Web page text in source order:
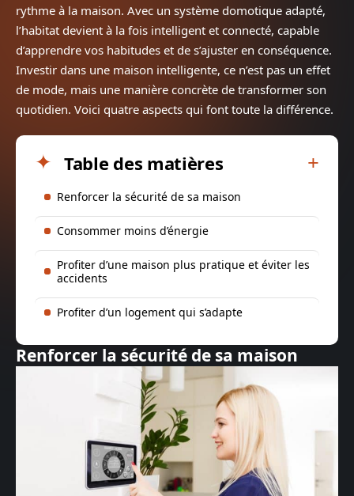
rythme à la maison. Avec un système domotique adapté,
l’habitat devient à la fois intelligent et connecté, capable
d’apprendre vos habitudes et de s’ajuster en conséquence.
Investir dans une maison intelligente, ce n’est pas un effet
de mode, mais une manière concrète de transformer son
quotidien. Voici quatre aspects qui font toute la différence.
Table des matières
Renforcer la sécurité de sa maison
Consommer moins d’énergie
Profiter d’une maison plus pratique et éviter les
accidents
Profiter d’un logement qui s’adapte
Renforcer la sécurité de sa maison